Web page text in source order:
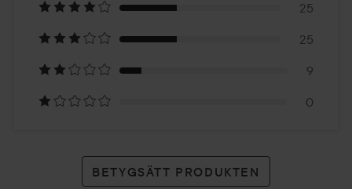
70
betyg
25
25
9
0
BETYGSÄTT PRODUKTEN